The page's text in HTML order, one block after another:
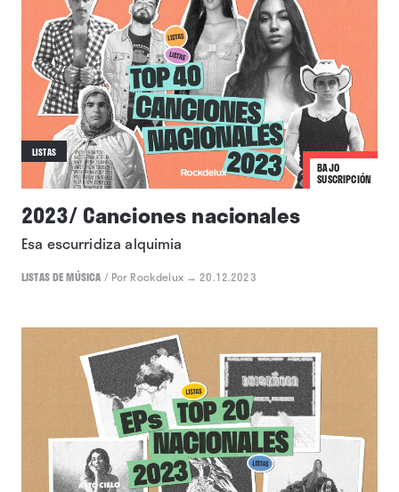
BAJO
SUSCRIPCIÓN
LISTAS
2023/ Canciones nacionales
Esa escurridiza alquimia
LISTAS DE MÚSICA / Por Rockdelux → 20.12.2023